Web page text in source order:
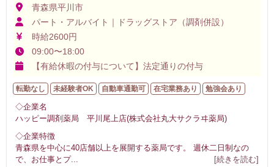
青森県平川市
パート・アルバイト｜ドラッグストア（調剤併設）
時給2600円
09:00〜18:00
【有給休暇の付与について】法定通りの付与
転勤なし 未経験者OK 自動車通勤可 在宅業務あり 勉強会あり
◇企業名
ハッピー調剤薬局 平川尾上店(株式会社丸大サクラヰ薬局)
◇企業特徴
青森県を中心に40店舗以上を展開する薬局です。 週休二日制なの
で、お仕事とプ... [続きを読む]